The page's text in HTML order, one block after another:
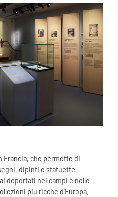
Francia, che permette di
dipinti e statuette
deportati nei campi e nelle
più ricche d’Europa.